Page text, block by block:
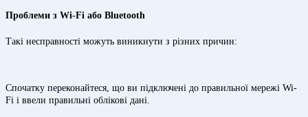
Проблеми з Wi-Fi або Bluetooth
Такі несправності можуть виникнути з різних причин:
Спочатку переконайтеся, що ви підключені до правильної мережі Wi-
Fi і ввели правильні облікові дані.